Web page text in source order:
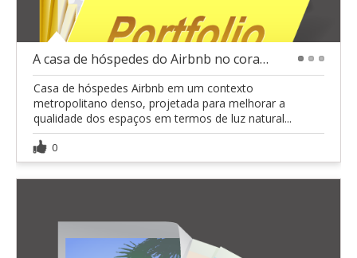
A casa de hóspedes do Airbnb no coração de São Pau
Casa de hóspedes Airbnb em um contexto
metropolitano denso, projetada para melhorar a
qualidade dos espaços em termos de luz natural...
0